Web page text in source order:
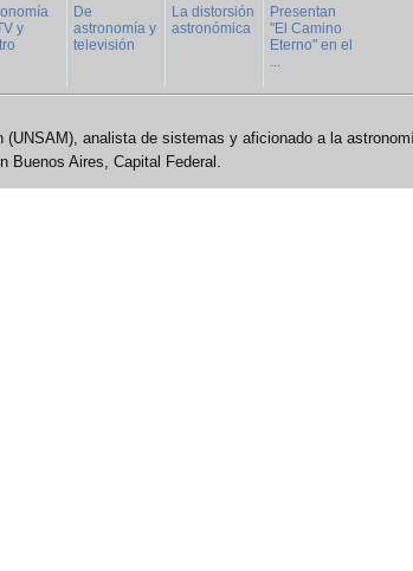
y
De
astronomía y
televisión
La distorsión
astronómica
Presentan
"El Camino
Eterno" en el
(UNSAM), analista de sistemas y aficionado a la
Buenos Aires, Capital Federal.